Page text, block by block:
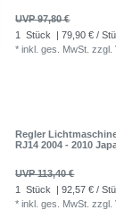
UVP 97,80 €
1 Stück
| 79,90 € /
*inkl. ges. MwSt. zzgl.
Regler
RJ14 2004 - 2010
UVP 113,40 €
1 Stück
| 92,57 € /
*inkl. ges. MwSt. zzgl.